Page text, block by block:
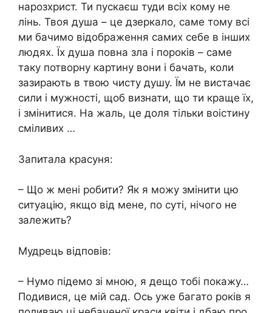
нарозхрист. Ти пускаєш туди всіх кому не
лінь. Твоя душа – це дзеркало, саме тому всі
ми бачимо відображення самих себе в інших
людях. Їх душа повна зла і пороків – саме
таку потворну картину вони і бачать, коли
зазирають в твою чисту душу. Їм не вистачає
сили і мужності, щоб визнати, що ти краще їх,
і змінитися. На жаль, це доля тільки воістину
сміливих …
Запитала красуня:
– Що ж мені робити? Як я можу змінити цю
ситуацію, якщо від мене, по суті, нічого не
залежить?
Мудрець відповів:
– Нумо підемо зі мною, я дещо тобі покажу…
Подивися, це мій сад. Ось уже багато років я